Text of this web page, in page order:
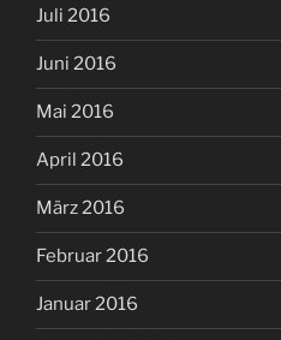
Juli 2016
Juni 2016
Mai 2016
April 2016
März 2016
Februar 2016
Januar 2016